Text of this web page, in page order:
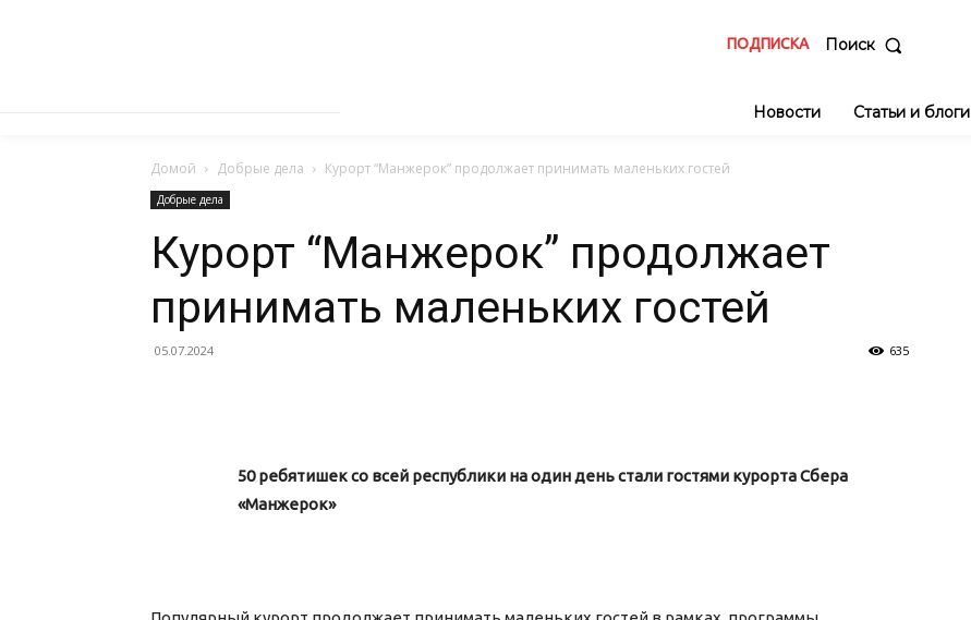
ПОДПИСКА Поиск
Новости Статьи и блоги
Домой Добрые дела Курорт “Манжерок” продолжает принимать маленьких гостей
Добрые дела
Курорт “Манжерок” продолжает
принимать маленьких гостей
05.07.2024 635
50 ребятишек со всей республики на один день стали гостями курорта Сбера
«Манжерок»